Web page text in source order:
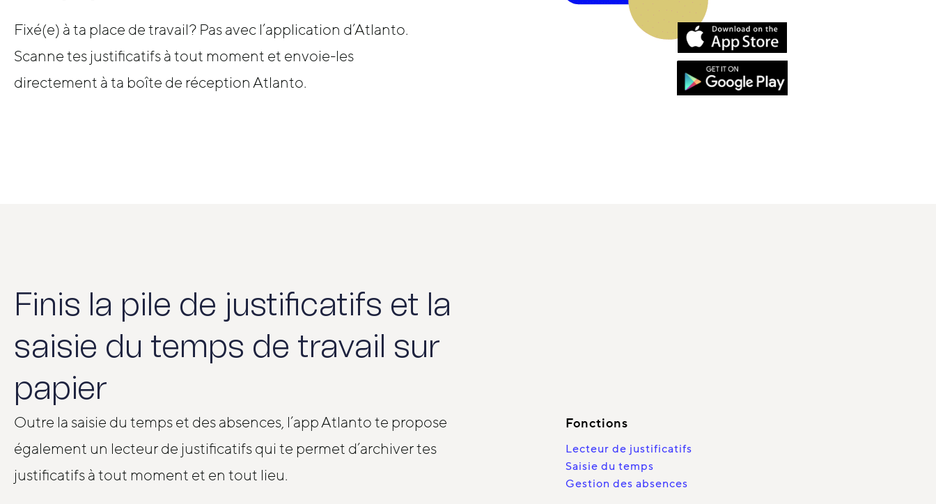
Fixé(e) à ta place de travail? Pas avec l’application d’Atlanto.
Scanne tes justificatifs à tout moment et envoie-les
directement à ta boîte de réception Atlanto.
Finis la pile de justificatifs et la
saisie du temps de travail sur
papier
Outre la saisie du temps et des absences, l’app Atlanto te propose
également un lecteur de justificatifs qui te permet d’archiver tes
justificatifs à tout moment et en tout lieu.
Fonctions
Lecteur de justificatifs
Saisie du temps
Gestion des absences